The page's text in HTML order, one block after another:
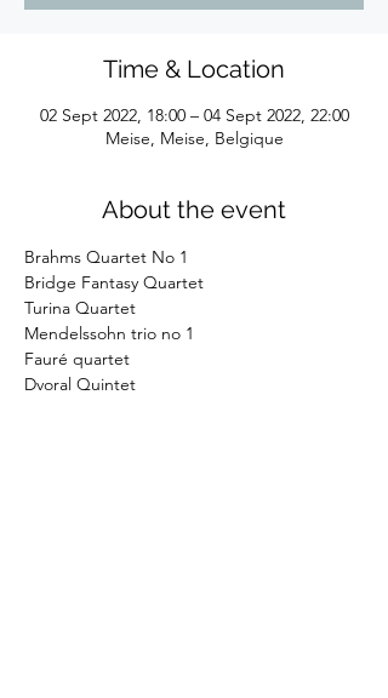
Time & Location
02 Sept 2022, 18:00 – 04 Sept 2022, 22:00
Meise, Meise, Belgique
About the event
Brahms Quartet No 1
Bridge Fantasy Quartet
Turina Quartet
Mendelssohn trio no 1
Fauré quartet
Dvoral Quintet